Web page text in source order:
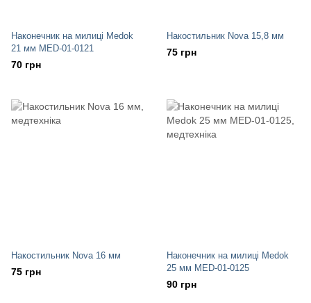
Наконечник на милиці Medok
21 мм MED-01-0121
70 грн
Накостильник Nova 15,8 мм
75 грн
Накостильник Nova 16 мм
75 грн
Наконечник на милиці Medok
25 мм MED-01-0125
90 грн